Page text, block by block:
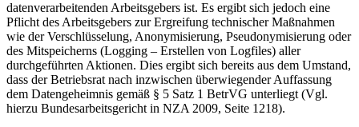
datenverarbeitenden Arbeitsgebers ist. Es ergibt sich jedoch eine
Pflicht des Arbeitsgebers zur Ergreifung technischer Maßnahmen
wie der Verschlüsselung, Anonymisierung, Pseudonymisierung oder
des Mitspeicherns (Logging – Erstellen von Logfiles) aller
durchgeführten Aktionen. Dies ergibt sich bereits aus dem Umstand,
dass der Betriebsrat nach inzwischen überwiegender Auffassung
dem Datengeheimnis gemäß § 5 Satz 1 BetrVG unterliegt (Vgl.
hierzu Bundesarbeitsgericht in NZA 2009, Seite 1218).